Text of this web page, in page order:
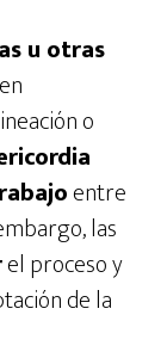
u otras
o
entre
las
el proceso y
de la